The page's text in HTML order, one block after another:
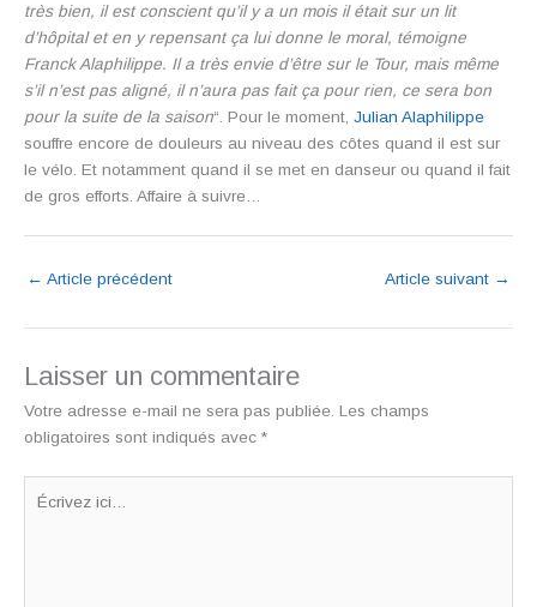
très bien, il est conscient qu’il y a un mois il était sur un lit
d’hôpital et en y repensant ça lui donne le moral, témoigne
Franck Alaphilippe. Il a très envie d’être sur le Tour, mais même
s’il n’est pas aligné, il n’aura pas fait ça pour rien, ce sera bon
pour la suite de la saison“. Pour le moment, Julian Alaphilippe
souffre encore de douleurs au niveau des côtes quand il est sur
le vélo. Et notamment quand il se met en danseur ou quand il fait
de gros efforts. Affaire à suivre…
← Article précédent Article suivant →
Laisser un commentaire
Votre adresse e-mail ne sera pas publiée. Les champs
obligatoires sont indiqués avec *